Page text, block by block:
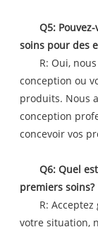
Q5:
soins pour des
R: Oui,
conception ou
produits. Nous
conception
concevoir vos
Q6: Quel
premiers soins?
R:
votre situation,